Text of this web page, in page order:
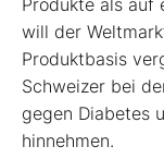
Produkte als auf
will der
Produktbasis
Schweizer bei
gegen Diabetes
hinnehmen.